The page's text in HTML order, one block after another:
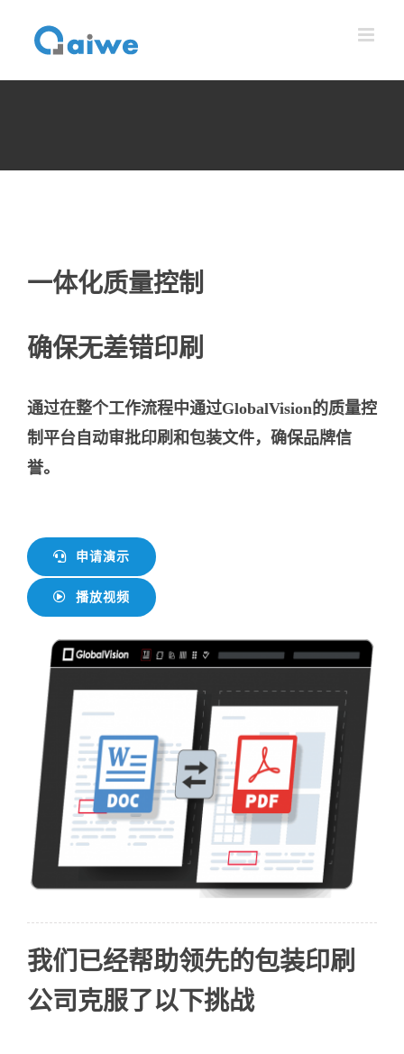
容
一体化质量控制
确保无差错印刷
通过在整个工作流程中通过GlobalVision的质量控
制平台自动审批印刷和包装文件，确保品牌信
誉。
申请演示
播放视频
我们已经帮助领先的包装印刷
公司克服了以下挑战